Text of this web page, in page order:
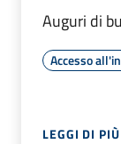
Auguri di
Accesso
LEGGI DI PIÙ